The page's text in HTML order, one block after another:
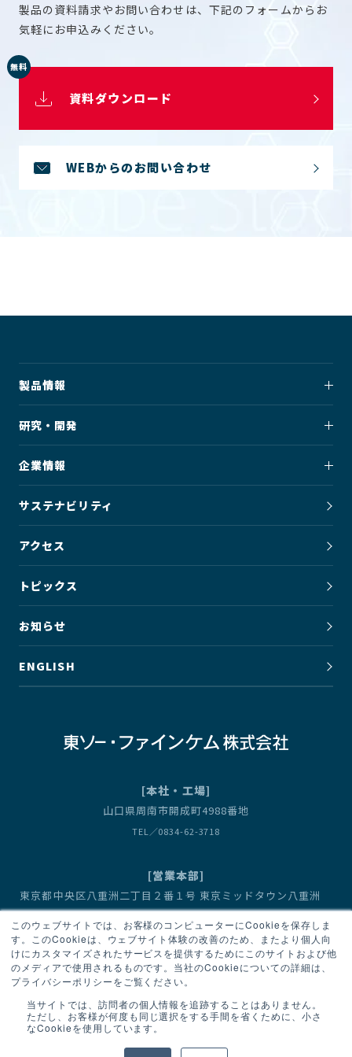
このウェブサイトでは、お客様のコンピューターにCookieを保存しま
す。このCookieは、ウェブサイト体験の改善のため、またより個人向
けにカスタマイズされたサービスを提供するためにこのサイトおよび他
のメディアで使用されるものです。当社のCookieについての詳細は、
プライバシーポリシーをご覧ください。
当サイトでは、訪問者の個人情報を追跡することはありません。
ただし、お客様が何度も同じ選択をする手間を省くために、小さ
なCookieを使用しています。
製品の資料請求やお問い合わせは、下記のフォームからお
気軽にお申込みください。
資料ダウンロード
無料
WEBからのお問い合わせ
[本社・工場]
山口県周南市開成町4988番地
TEL／0834-62-3718
[営業本部]
東京都中央区八重洲二丁目２番１号 東京ミッドタウン八重洲
八重洲セントラルタワー
営業1部（有機金属化合物） TEL／03-6636-3667
営業2部（臭素・フッ素化合物、機能性モノマー） TEL／03-6636-3667
製品情報
研究・開発
企業情報
サステナビリティ
アクセス
トピックス
お知らせ
ENGLISH